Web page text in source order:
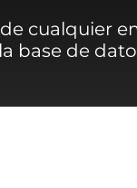
cualquier
base de